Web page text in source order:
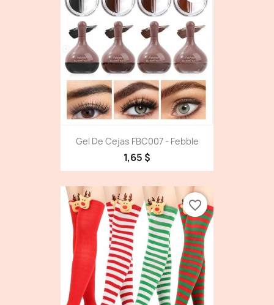
Gel De Cejas FBC007 - Febble
1,65 $
favorite_border